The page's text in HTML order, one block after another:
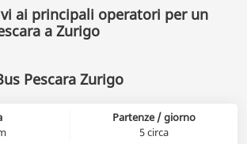
ai principali operatori per un
a Zurigo
Pescara Zurigo
Partenze / giorno
5 circa